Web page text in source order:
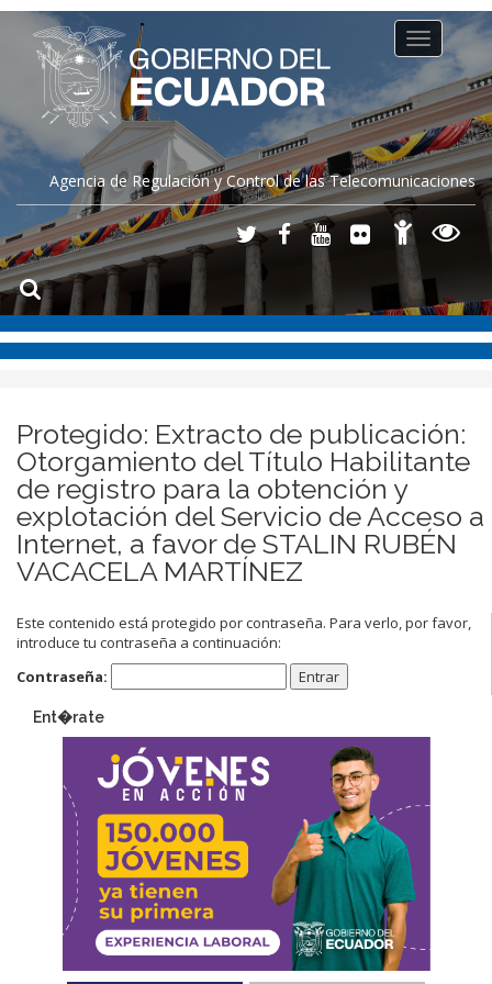
Agencia de Regulación y Control de las Telecomunicaciones
Toggle
navigation
Protegido: Extracto de publicación:
Otorgamiento del Título Habilitante
de registro para la obtención y
explotación del Servicio de Acceso a
Internet, a favor de STALIN RUBÉN
VACACELA MARTÍNEZ
Este contenido está protegido por contraseña. Para verlo, por favor,
introduce tu contraseña a continuación:
Contraseña:
Ent�rate